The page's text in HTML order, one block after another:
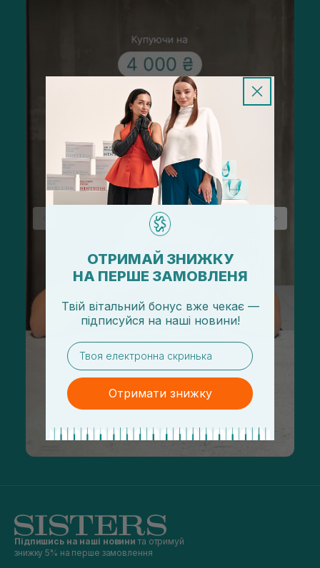
Підпишись на наші новини та отримуй
знижку 5% на перше замовлення
ОТРИМАЙ ЗНИЖКУ
НА ПЕРШЕ ЗАМОВЛЕНЯ
Твій вітальний бонус вже чекає —
підписуйся на наші новини!
email
Отримати знижку